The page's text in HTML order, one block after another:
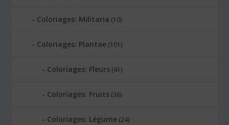
Coloriages: Militaria (10)
Coloriages: Plantae (101)
Coloriages: Fleurs (41)
Coloriages: Fruits (36)
Coloriages: Légume (24)